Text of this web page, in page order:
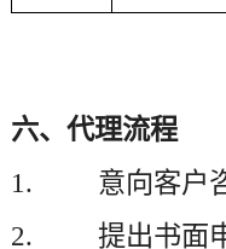
六、代理流程
1. 意向客户咨
2. 提出书面申